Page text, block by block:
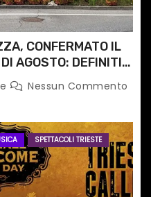
CONFERMATO IL
AGOSTO: DEFINITI
Nessun Commento
SPETTACOLI TRIESTE